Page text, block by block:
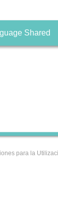
Shared
para la